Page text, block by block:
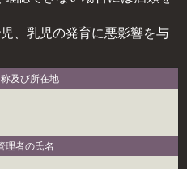
、乳児の発育に悪影響を与
及び所在地
理者の氏名